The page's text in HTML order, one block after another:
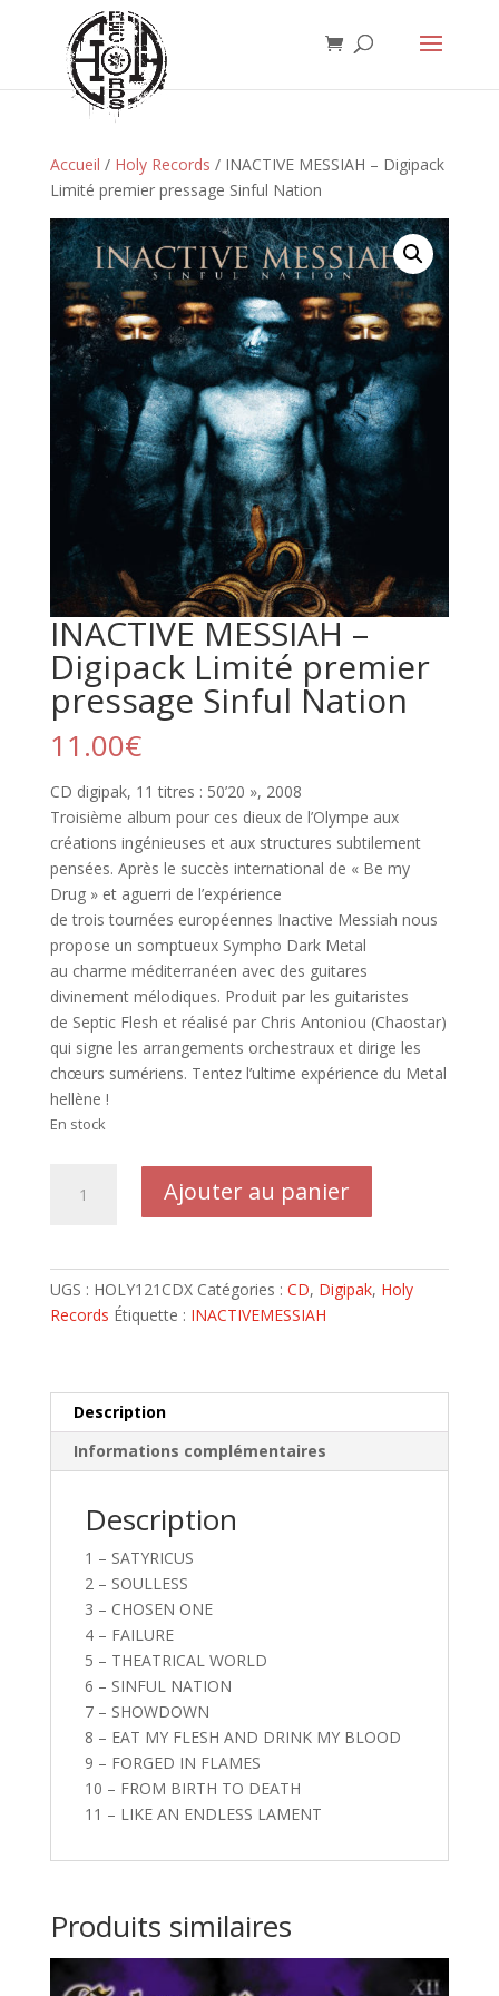
Accueil / Holy Records / INACTIVE MESSIAH – Digipack
Limité premier pressage Sinful Nation
INACTIVE MESSIAH –
Digipack Limité premier
pressage Sinful Nation
11.00€
CD digipak, 11 titres : 50’20 », 2008
Troisième album pour ces dieux de l’Olympe aux
créations ingénieuses et aux structures subtilement
pensées. Après le succès international de « Be my
Drug » et aguerri de l’expérience
de trois tournées européennes Inactive Messiah nous
propose un somptueux Sympho Dark Metal
au charme méditerranéen avec des guitares
divinement mélodiques. Produit par les guitaristes
de Septic Flesh et réalisé par Chris Antoniou (Chaostar)
qui signe les arrangements orchestraux et dirige les
chœurs sumériens. Tentez l’ultime expérience du Metal
hellène !
En stock
Digipack
Sinful
Nation
Ajouter au panier
UGS : HOLY121CDX Catégories : CD, Digipak, Holy
Records Étiquette : INACTIVEMESSIAH
Description
Informations complémentaires
Description
1 – SATYRICUS
2 – SOULLESS
3 – CHOSEN ONE
4 – FAILURE
5 – THEATRICAL WORLD
6 – SINFUL NATION
7 – SHOWDOWN
8 – EAT MY FLESH AND DRINK MY BLOOD
9 – FORGED IN FLAMES
10 – FROM BIRTH TO DEATH
11 – LIKE AN ENDLESS LAMENT
Produits similaires